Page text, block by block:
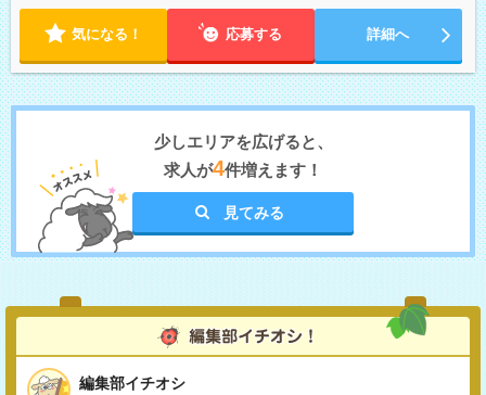
気になる！ 応募する 詳細へ
少しエリアを広げると、
求人が4件増えます！
見てみる
編集部イチオシ